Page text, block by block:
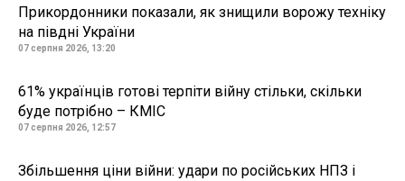
Прикордонники показали, як знищили ворожу техніку
на півдні України
07 серпня 2026, 13:20
61% українців готові терпіти війну стільки, скільки
буде потрібно – КМІС
07 серпня 2026, 12:57
Збільшення ціни війни: удари по російських НПЗ і